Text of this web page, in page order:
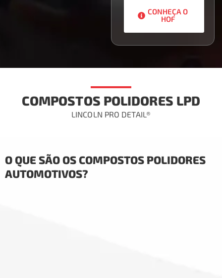
CONHEÇA O
HOF
COMPOSTOS POLIDORES LPD
LINCOLN PRO DETAIL®
O QUE SÃO OS COMPOSTOS POLIDORES
AUTOMOTIVOS?